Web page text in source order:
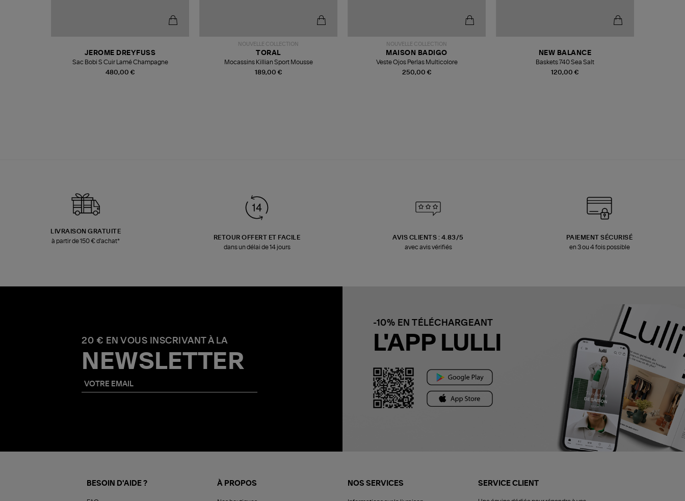
480,00 €
JEROME DREYFUSS
Sac Bobi S Cuir Lamé Champagne
NOUVELLE COLLECTION
189,00 €
TORAL
Mocassins Killian Sport Mousse
NOUVELLE COLLECTION
250,00 €
MAISON BADIGO
Veste Ojos Perlas Multicolore
120,00 €
NEW BALANCE
Baskets 740 Sea Salt
LIVRAISON GRATUITE
à partir de 150 € d'achat*
RETOUR OFFERT ET FACILE
dans un délai de 14 jours
AVIS CLIENTS : 4.83/5
avec avis vérifiés
PAIEMENT SÉCURISÉ
en 3 ou 4 fois possible
20 € EN VOUS INSCRIVANT À LA
NEWSLETTER
-10% EN TÉLÉCHARGEANT
L'APP LULLI
BESOIN D'AIDE ? À PROPOS NOS SERVICES SERVICE CLIENT